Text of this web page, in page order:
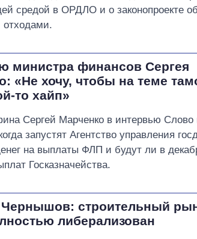
средой в ОРДЛО и о законопроекте об
отходами.
министра финансов Сергея
«Не хочу, чтобы на теме
то хайп»
Сергей Марченко в интервью Слово
запустят Агентство управления
на выплаты ФЛП и будут ли в
Госказначейства.
Чернышов: строительный
либерализован